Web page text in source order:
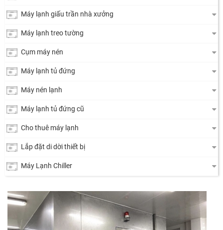
Máy lạnh giấu trần nhà xưởng
Máy lạnh treo tường
Cụm máy nén
Máy lạnh tủ đứng
Máy nén lạnh
Máy lạnh tủ đứng cũ
Cho thuê máy lạnh
Lắp đặt di dời thiết bị
Máy Lạnh Chiller